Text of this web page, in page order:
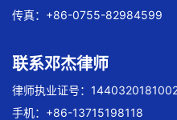
传真：+86-0755-82984599
联系邓杰律师
律师执业证号：
手机：+86-13715198118